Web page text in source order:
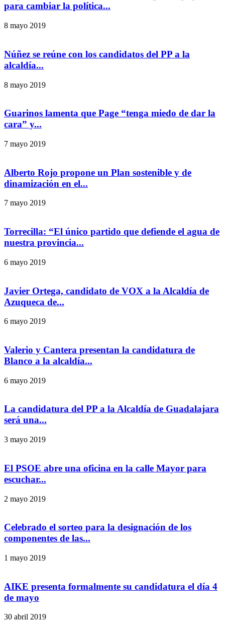
para cambiar la política...
8 mayo 2019
Núñez se reúne con los candidatos del PP a la
alcaldía...
8 mayo 2019
Guarinos lamenta que Page “tenga miedo de dar la
cara” y...
7 mayo 2019
Alberto Rojo propone un Plan sostenible y de
dinamización en el...
7 mayo 2019
Torrecilla: “El único partido que defiende el agua de
nuestra provincia...
6 mayo 2019
Javier Ortega, candidato de VOX a la Alcaldía de
Azuqueca de...
6 mayo 2019
Valerio y Cantera presentan la candidatura de
Blanco a la alcaldía...
6 mayo 2019
La candidatura del PP a la Alcaldía de Guadalajara
será una...
3 mayo 2019
El PSOE abre una oficina en la calle Mayor para
escuchar...
2 mayo 2019
Celebrado el sorteo para la designación de los
componentes de las...
1 mayo 2019
AIKE presenta formalmente su candidatura el día 4
de mayo
30 abril 2019